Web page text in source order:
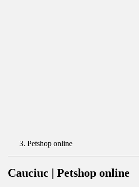
Petshop online
Cauciuc | Petshop online